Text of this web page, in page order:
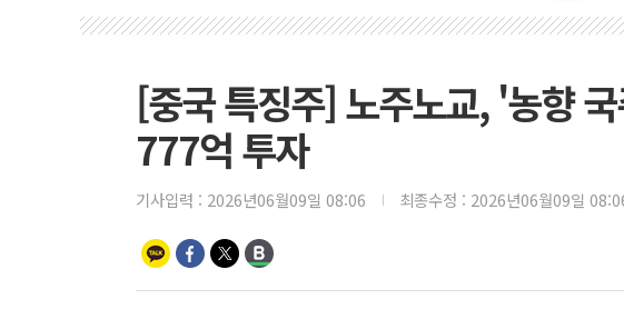
강
폭
李
[중국 특징주] 노주노교, '농향
777억 투자
기사입력 : 2026년06월09일 08:06 최종수정 : 2026년06월09일